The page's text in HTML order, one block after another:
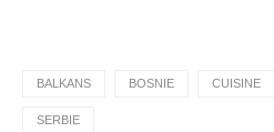
BALKANS BOSNIE CUISINE
SERBIE